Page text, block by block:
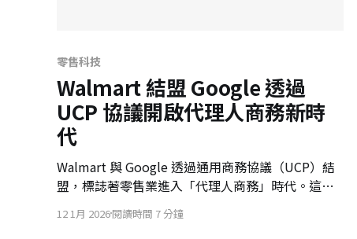
零售科技
Walmart 結盟 Google 透過
UCP 協議開啟代理人商務新時
代
Walmart 與 Google 透過通用商務協議（UCP）結
盟，標誌著零售業進入「代理人商務」時代。這不
App 轉型為 AI 時代的實體物流基礎設施。未來，擁
12 1月 2026閱讀時間 7 分鐘